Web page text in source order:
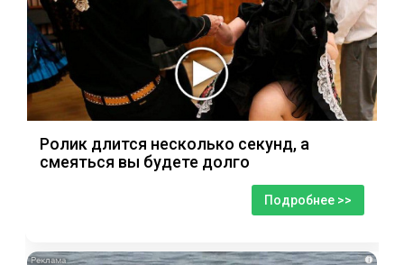
Ролик длится несколько секунд, а
смеяться вы будете долго
Подробнее >>
i